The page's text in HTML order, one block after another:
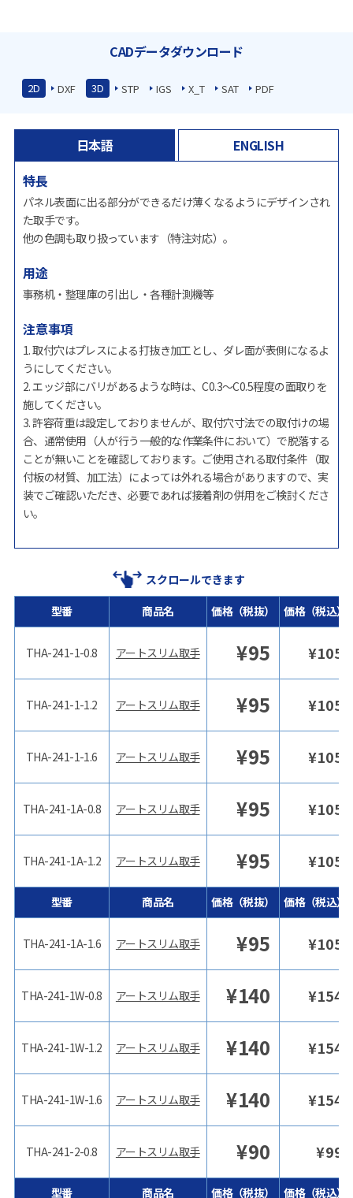
CADデータダウンロード
2D DXF 3D STP IGS X_T SAT PDF
日本語
ENGLISH
特長
パネル表面に出る部分ができるだけ薄くなるようにデザインされ
た取手です。
他の色調も取り扱っています（特注対応）。
用途
事務机・整理庫の引出し・各種計測機等
注意事項
1. 取付穴はプレスによる打抜き加工とし、ダレ面が表側になるよ
うにしてください。
2. エッジ部にバリがあるような時は、C0.3～C0.5程度の面取りを
施してください。
3. 許容荷重は設定しておりませんが、取付穴寸法での取付けの場
合、通常使用（人が行う一般的な作業条件において）で脱落する
ことが無いことを確認しております。ご使用される取付条件（取
付板の材質、加工法）によっては外れる場合がありますので、実
装でご確認いただき、必要であれば接着剤の併用をご検討くださ
い。
スクロールできます
型番
THA-241-1-0.8
THA-241-1-1.2
THA-241-1-1.6
THA-241-1A-0.8
THA-241-1A-1.2
型番
THA-241-1A-1.6
THA-241-1W-0.8
THA-241-1W-1.2
THA-241-1W-1.6
THA-241-2-0.8
型番
商品名 価格（税抜） 価格（税込）
アートスリム取手 ¥95 ¥105
アートスリム取手 ¥95 ¥105
アートスリム取手 ¥95 ¥105
アートスリム取手 ¥95 ¥105
アートスリム取手 ¥95 ¥105
商品名 価格（税抜） 価格（税込）
アートスリム取手 ¥95 ¥105
アートスリム取手 ¥140 ¥154
アートスリム取手 ¥140 ¥154
アートスリム取手 ¥140 ¥154
アートスリム取手 ¥90 ¥99
商品名 価格（税抜） 価格（税込）